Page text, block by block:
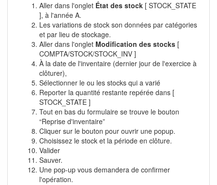
Aller dans l'onglet État des stock [ STOCK_STATE
], à l'année A.
Les variations de stock son données par catégories
et par lieu de stockage.
Aller dans l'onglet Modification des stocks [
COMPTA/STOCK/STOCK_INV ]
À la date de l'inventaire (dernier jour de l'exercice à
clôturer),
Sélectionner le ou les stocks qui a varié
Reporter la quantité restante repérée dans [
STOCK_STATE ]
Tout en bas du formulaire se trouve le bouton
“Reprise d'inventaire”
Cliquer sur le bouton pour ouvrir une popup.
Choisissez le stock et la période en clôture.
Valider
Sauver.
Une pop-up vous demandera de confirmer
l'opération.